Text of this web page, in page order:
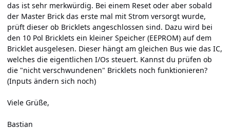
das ist sehr merkwürdig. Bei einem Reset oder aber sobald
der Master Brick das erste mal mit Strom versorgt wurde,
prüft dieser ob Bricklets angeschlossen sind. Dazu wird bei
den 10 Pol Bricklets ein kleiner Speicher (EEPROM) auf dem
Bricklet ausgelesen. Dieser hängt am gleichen Bus wie das IC,
welches die eigentlichen I/Os steuert. Kannst du prüfen ob
die "nicht verschwundenen" Bricklets noch funktionieren?
(Inputs ändern sich noch)
Viele Grüße,
Bastian